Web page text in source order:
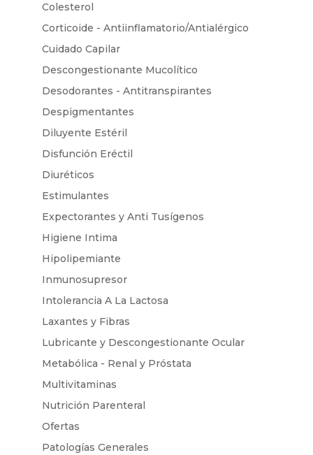
Colesterol
Corticoide - Antiinflamatorio/Antialérgico
Cuidado Capilar
Descongestionante Mucolítico
Desodorantes - Antitranspirantes
Despigmentantes
Diluyente Estéril
Disfunción Eréctil
Diuréticos
Estimulantes
Expectorantes y Anti Tusígenos
Higiene Intima
Hipolipemiante
Inmunosupresor
Intolerancia A La Lactosa
Laxantes y Fibras
Lubricante y Descongestionante Ocular
Metabólica - Renal y Próstata
Multivitaminas
Nutrición Parenteral
Ofertas
Patologías Generales